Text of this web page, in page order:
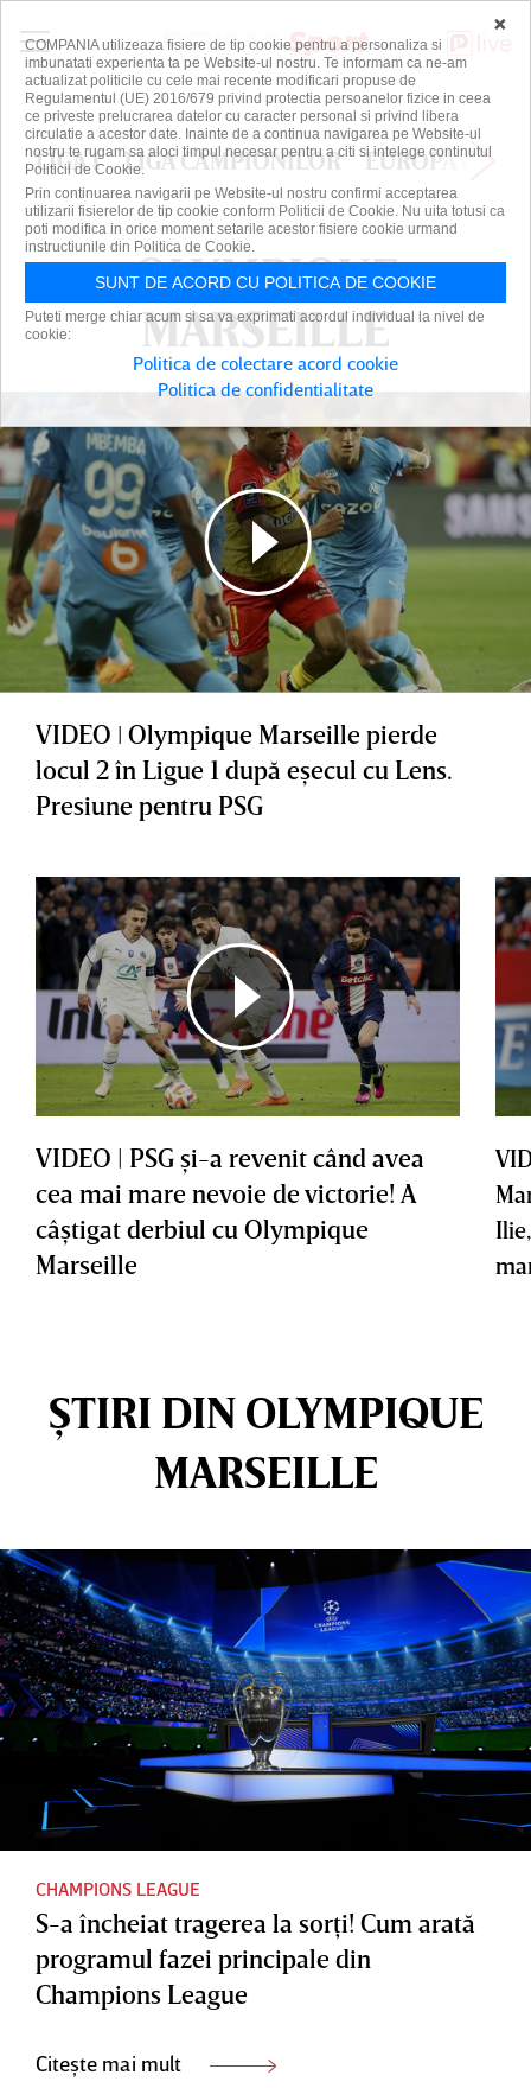
LIGA 1 LIGA CAMPIONILOR EUROPA
OLYMPIQUE
MARSEILLE
OLYMPIQUE
MARSEILLE
VIDEO ǀ Olympique Marseille pierde
locul 2 în Ligue 1 după eşecul cu Lens.
Presiune pentru PSG
VIDEO | PSG şi-a revenit când avea
cea mai mare nevoie de victorie! A
câştigat derbiul cu Olympique
Marseille
ȘTIRI DIN OLYMPIQUE
MARSEILLE
CHAMPIONS LEAGUE
S-a încheiat tragerea la sorţi! Cum arată
programul fazei principale din
Champions League
Citește mai mult
×
COMPANIA utilizeaza fisiere de tip cookie pentru a personaliza si
imbunatati experienta ta pe Website-ul nostru. Te informam ca ne-am
actualizat politicile cu cele mai recente modificari propuse de
Regulamentul (UE) 2016/679 privind protectia persoanelor fizice in ceea
ce priveste prelucrarea datelor cu caracter personal si privind libera
circulatie a acestor date. Inainte de a continua navigarea pe Website-ul
nostru te rugam sa aloci timpul necesar pentru a citi si intelege continutul
Politicii de Cookie.
Prin continuarea navigarii pe Website-ul nostru confirmi acceptarea
utilizarii fisierelor de tip cookie conform Politicii de Cookie. Nu uita totusi ca
poti modifica in orice moment setarile acestor fisiere cookie urmand
instructiunile din Politica de Cookie.
SUNT DE ACORD CU POLITICA DE COOKIE
Puteti merge chiar acum si sa va exprimati acordul individual la nivel de
cookie:
Politica de colectare acord cookie
Politica de confidentialitate